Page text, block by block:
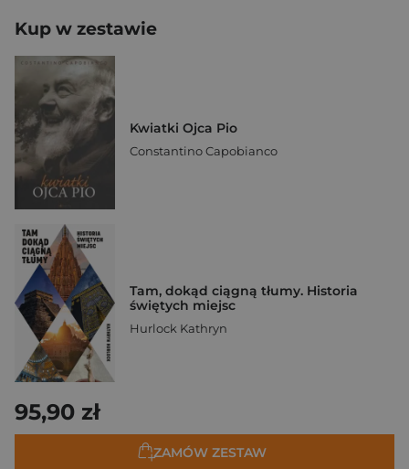
Kup w zestawie
Kwiatki Ojca Pio
Constantino Capobianco
Tam, dokąd ciągną tłumy. Historia
świętych miejsc
Hurlock Kathryn
95,90 zł
ZAMÓW ZESTAW